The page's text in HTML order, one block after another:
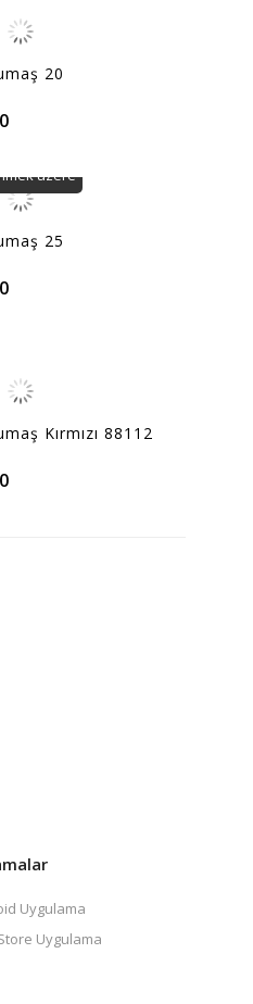
20
25
üzere
Kırmızı 88112
Uygulama
Uygulama